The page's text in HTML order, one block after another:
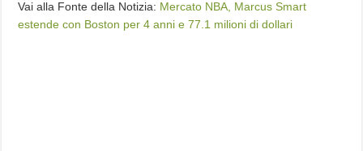
Vai alla Fonte della Notizia: Mercato NBA, Marcus Smart
estende con Boston per 4 anni e 77.1 milioni di dollari